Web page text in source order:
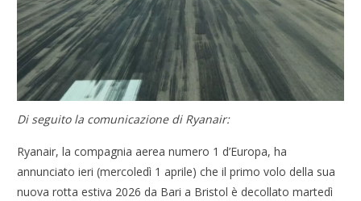
Di seguito la comunicazione di Ryanair:
Ryanair, la compagnia aerea numero 1 d’Europa, ha
annunciato ieri (mercoledì 1 aprile) che il primo volo della sua
nuova rotta estiva 2026 da Bari a Bristol è decollato martedì